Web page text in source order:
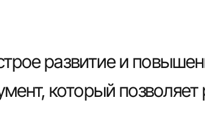
развитие и
который